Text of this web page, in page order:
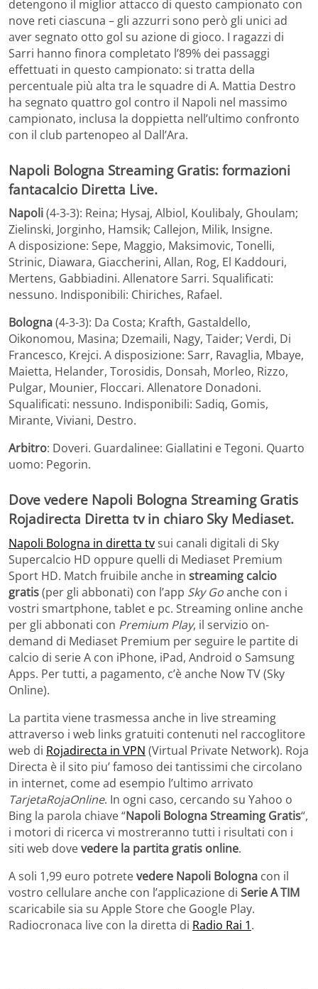
detengono il miglior attacco di questo campionato con
nove reti ciascuna – gli azzurri sono però gli unici ad
aver segnato otto gol su azione di gioco. I ragazzi di
Sarri hanno finora completato l’89% dei passaggi
effettuati in questo campionato: si tratta della
percentuale più alta tra le squadre di A. Mattia Destro
ha segnato quattro gol contro il Napoli nel massimo
campionato, inclusa la doppietta nell’ultimo confronto
con il club partenopeo al Dall’Ara.
Napoli Bologna Streaming Gratis: formazioni
fantacalcio Diretta Live.
Napoli(4-3-3): Reina; Hysaj, Albiol, Koulibaly, Ghoulam;
Zielinski, Jorginho, Hamsik; Callejon, Milik, Insigne.
A disposizione: Sepe, Maggio, Maksimovic, Tonelli,
Strinic, Diawara, Giaccherini, Allan, Rog, El Kaddouri,
Mertens, Gabbiadini. Allenatore Sarri. Squalificati:
nessuno. Indisponibili: Chiriches, Rafael.
Bologna(4-3-3): Da Costa; Krafth, Gastaldello,
Oikonomou, Masina; Dzemaili, Nagy, Taider; Verdi, Di
Francesco, Krejci. A disposizione: Sarr, Ravaglia, Mbaye,
Maietta, Helander, Torosidis, Donsah, Morleo, Rizzo,
Pulgar, Mounier, Floccari. Allenatore Donadoni.
Squalificati: nessuno. Indisponibili: Sadiq, Gomis,
Mirante, Viviani, Destro.
Arbitro: Doveri. Guardalinee: Giallatini e Tegoni. Quarto
uomo: Pegorin.
Dove vedere Napoli Bologna Streaming Gratis
Rojadirecta Diretta tv in chiaro Sky Mediaset.
Napoli Bologna in diretta tvsui canali digitali di Sky
Supercalcio HD oppure quelli di Mediaset Premium
Sport HD. Match fruibile anche in streaming calcio
gratis(per gli abbonati) con l’app Sky Goanche con i
vostri smartphone, tablet e pc. Streaming online anche
per gli abbonati con Premium Play, il servizio on-
demand di Mediaset Premium per seguire le partite di
calcio di serie A con iPhone, iPad, Android o Samsung
Apps. Per tutti, a pagamento, c’è anche Now TV (Sky
Online).
La partita viene trasmessa anche in live streaming
attraverso i web links gratuiti contenuti nel raccoglitore
web di Rojadirecta in VPN (Virtual Private Network). Roja
Directa è il sito piu’ famoso dei tantissimi che circolano
in internet, come ad esempio l’ultimo arrivato
TarjetaRojaOnline. In ogni caso, cercando su Yahoo o
Bing la parola chiave “Napoli Bologna Streaming Gratis“,
i motori di ricerca vi mostreranno tutti i risultati con i
siti web dovevedere la partita gratis online.
A soli 1,99 euro potretevedere Napoli Bologna con il
vostro cellulare anche con l’applicazione di Serie A TIM
scaricabile sia su Apple Store che Google Play.
Radiocronaca live con la diretta di Radio Rai 1.